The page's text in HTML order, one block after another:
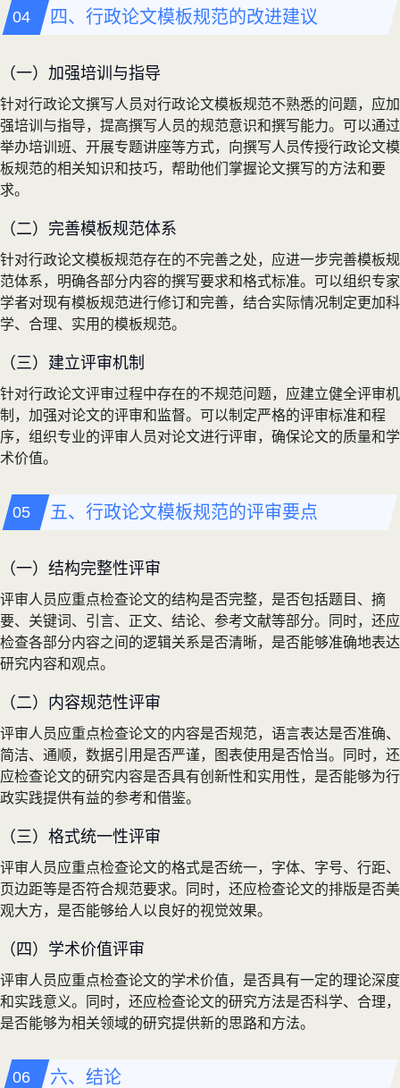
四、行政论文模板规范的改进建议
（一）加强培训与指导
针对行政论文撰写人员对行政论文模板规范不熟悉的问题，应加
强培训与指导，提高撰写人员的规范意识和撰写能力。可以通过
举办培训班、开展专题讲座等方式，向撰写人员传授行政论文模
板规范的相关知识和技巧，帮助他们掌握论文撰写的方法和要
求。
（二）完善模板规范体系
针对行政论文模板规范存在的不完善之处，应进一步完善模板规
范体系，明确各部分内容的撰写要求和格式标准。可以组织专家
学者对现有模板规范进行修订和完善，结合实际情况制定更加科
学、合理、实用的模板规范。
（三）建立评审机制
针对行政论文评审过程中存在的不规范问题，应建立健全评审机
制，加强对论文的评审和监督。可以制定严格的评审标准和程
序，组织专业的评审人员对论文进行评审，确保论文的质量和学
术价值。
五、行政论文模板规范的评审要点
（一）结构完整性评审
评审人员应重点检查论文的结构是否完整，是否包括题目、摘
要、关键词、引言、正文、结论、参考文献等部分。同时，还应
检查各部分内容之间的逻辑关系是否清晰，是否能够准确地表达
研究内容和观点。
（二）内容规范性评审
评审人员应重点检查论文的内容是否规范，语言表达是否准确、
简洁、通顺，数据引用是否严谨，图表使用是否恰当。同时，还
应检查论文的研究内容是否具有创新性和实用性，是否能够为行
政实践提供有益的参考和借鉴。
（三）格式统一性评审
评审人员应重点检查论文的格式是否统一，字体、字号、行距、
页边距等是否符合规范要求。同时，还应检查论文的排版是否美
观大方，是否能够给人以良好的视觉效果。
（四）学术价值评审
评审人员应重点检查论文的学术价值，是否具有一定的理论深度
和实践意义。同时，还应检查论文的研究方法是否科学、合理，
是否能够为相关领域的研究提供新的思路和方法。
六、结论